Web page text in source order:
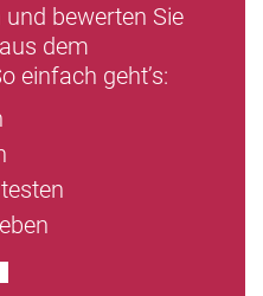
bewerten Sie
dem
einfach geht’s: